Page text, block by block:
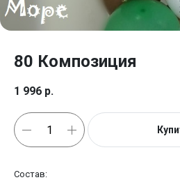
80 Композиция
1 996 р.
Состав: